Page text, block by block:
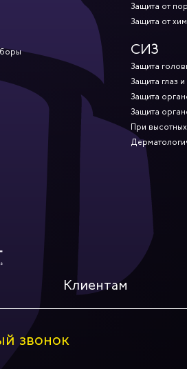
Защита от
Защита от
СИЗ
Защита
Защита глаз
Защита
Защита
При
Клиентам
звонок